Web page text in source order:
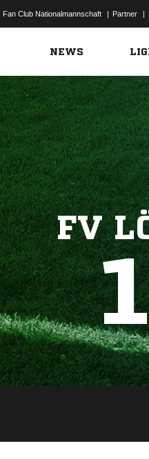
Fan Club Nationalmannschaft | Partner |
NEWS
FV